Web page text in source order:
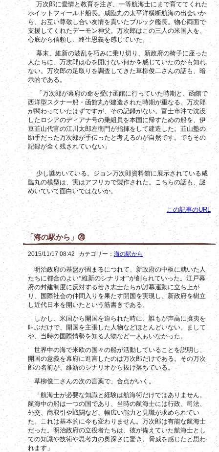
万次郎に愛情と教育を注ぎ、一等航海士にまで育ててくれた
ホイットフィールド船長。咸臨丸の太平洋横断航海の出会いか
ら、お互い尊敬し合い友情を貫いたブルック艦長。物心両面で
支援してくれたデーモン神父。万次郎はこの三人の米国人を、
心底から信頼し、終生恩義を感じていた。
幕末、維新の波乱を巧みに乗り切り、新政府の椅子に座った
人たちに、万次郎は心を開けない何かを感じていたのかも知れ
ない。万次郎の足取りを調査してきた草柳俊二さんの話も、暗
示的である。
「万次郎が幕府の命を受け函館に行っていた時期と、函館で
西洋型スクナー船・函館丸が建造された時期が重なる。万次郎
が関わっていたはずですが、その記録がない。富士市沖で沈没
したロシアのディアナ号の乗組員を本国に帰すための船を、伊
豆韮山代官の江川太郎左衛門が指揮をして建造した。韮山塾の
助手だった万次郎が手伝ったと考えるのが自然です。でもその
記録が全く残されていない」
少し謎めいている。ジョン万次郎資料館に展示されている咸
臨丸の模型は、実はアフリカで製作された。こちらの話も、謎
めいていて面白いではないか。
この記事のURL
「海の駅から」⑳
2015/11/17 08:42 カテゴリー： 海の駅から
明治政府の基盤が固まるにつれて、新政府の中枢に就いた人
たちに都合のよい“維新のシナリオ”が創られていった。江戸幕
府の封建制度に反対する若き志士たちが討幕運動に立ち上が
り、国際社会の仲間入りを果たす開国を実現し、新政府を樹立
し近代日本を開いたという筋書きである。
しかし、米国から開国を迫られた時に、誰もが声高に攘夷を
叫ぶだけで、開国を主張した人物などほとんどいない。まして
や、当時の国際情勢を知る人物など一人もいなかった。
世界中の海で米欧の国々の船が活動していることを説明し、
開国の意義を幕府に進言したのは万次郎だけである。その万次
郎の名前が、維新のシナリオから抜け落ちている。
草柳俊二さんの次の言葉で、合点がいく。
「航海士が必要な知識と経験は航海術だけではありません。
航海中の船は一つの国であり、当時の航海士には行政、司法、
外交、商取引や戦闘など、幅広い能力と見識が求められてい
た。これは基本的に今も変わりません。万次郎は有能な航海士
だった。明治政府の立役者たちは、彼が備えていた航海士とし
ての知識や技術や思考力の奥深さに驚き、脅威を感じたと思わ
れます」